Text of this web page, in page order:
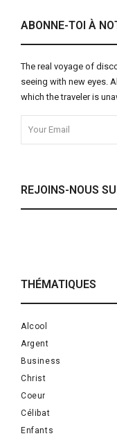
ABONNE-TOI À
The real voyage of
seeing with new eyes.
which the traveler is
REJOINS-NOUS
THÉMATIQUES
Alcool
Argent
Business
Christ
Coeur
Célibat
Enfants